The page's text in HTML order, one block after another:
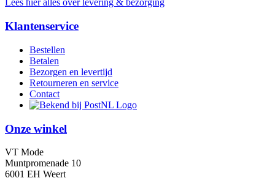
Lees hier alles over levering & bezorging
Klantenservice
Bestellen
Betalen
Bezorgen en levertijd
Retourneren en service
Contact
Onze winkel
VT Mode
Muntpromenade 10
6001 EH Weert